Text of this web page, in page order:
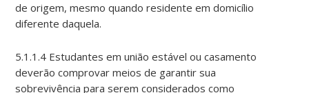
de origem, mesmo quando residente em domicílio
diferente daquela.
5.1.1.4 Estudantes em união estável ou casamento
deverão comprovar meios de garantir sua
sobrevivência para serem considerados como